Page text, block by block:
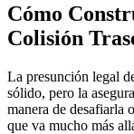
Cómo
Colisión
La presunción legal
sólido, pero la
manera de desafiarla
que va mucho más